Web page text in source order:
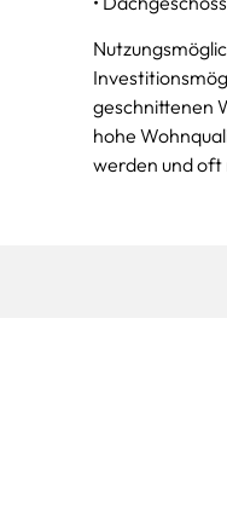
geschnittenen
hohe
werden und oft